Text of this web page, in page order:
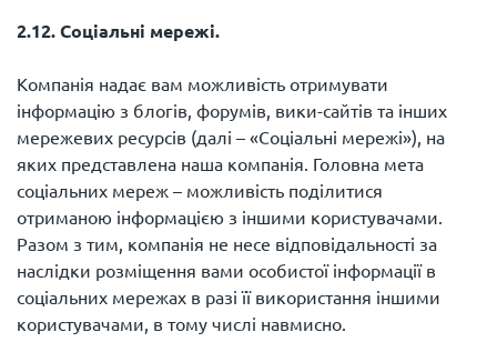
2.12. Соціальні мережі.
Компанія надає вам можливість отримувати
інформацію з блогів, форумів, вики-сайтів та інших
мережевих ресурсів (далі – «Соціальні мережі»), на
яких представлена ​​наша компанія. Головна мета
соціальних мереж – можливість поділитися
отриманою інформацією з іншими користувачами.
Разом з тим, компанія не несе відповідальності за
наслідки розміщення вами особистої інформації в
соціальних мережах в разі її використання іншими
користувачами, в тому числі навмисно.